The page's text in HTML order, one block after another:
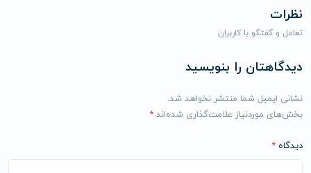
نظرات
تعامل و گفتگو با کاربران
دیدگاهتان را بنویسید
نشانی ایمیل شما منتشر نخواهد شد.
بخش‌های موردنیاز علامت‌گذاری شده‌اند *
دیدگاه *